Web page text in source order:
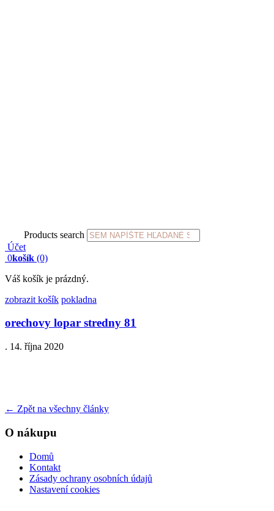
Products search
Účet
0košík (0)
Váš košík je prázdný.
zobrazit košík pokladna
orechovy lopar stredny 81
. 14. října 2020
← Zpět na všechny články
O nákupu
Domů
Kontakt
Zásady ochrany osobních údajů
Nastavení cookies